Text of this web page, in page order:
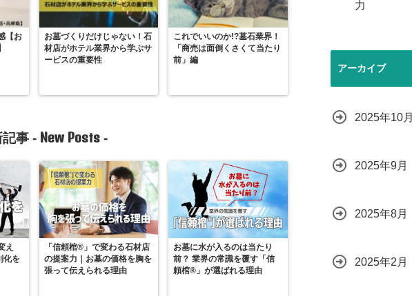
【お
お墓づくりだけじゃない！石
材店がホテル業界から学ぶサ
ービスの重要性
これでいいのか!?墓石業界！
「商売は面倒くさくて当たり
前」編
事 - New Posts -
え
化を
「信頼棺®」で変わる石材店
の提案力｜お墓の価格を胸を
張って伝えられる理由
お墓に水が入るのは当たり
前？ 業界の常識を覆す「信
頼棺®」が選ばれる理由
力
アーカイブ
2025年10月
2025年9月
2025年8月
2025年2月